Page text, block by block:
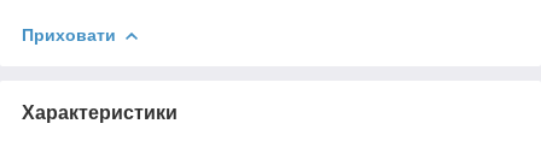
Приховати
Характеристики